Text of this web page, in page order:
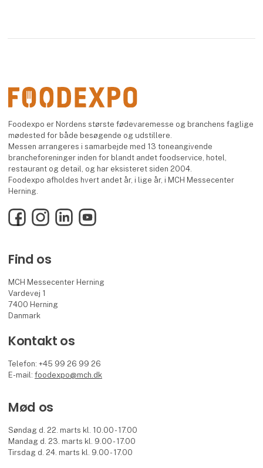
Foodexpo er Nordens største fødevaremesse og branchens faglige
mødested for både besøgende og udstillere.
Messen arrangeres i samarbejde med 13 toneangivende
brancheforeninger inden for blandt andet foodservice, hotel,
restaurant og detail, og har eksisteret siden 2004.
Foodexpo afholdes hvert andet år, i lige år, i MCH Messecenter
Herning.
FacebookInstagramLinkedInYouTube
Find os
MCH Messecenter Herning
Vardevej 1
7400 Herning
Danmark
Kontakt os
Telefon: +45 99 26 99 26
E-mail:foodexpo@mch.dk
Mød os
Søndag d. 22. marts kl. 10.00 - 17.00
Mandag d. 23. marts kl. 9.00 - 17.00
Tirsdag d. 24. marts kl. 9.00 - 17.00